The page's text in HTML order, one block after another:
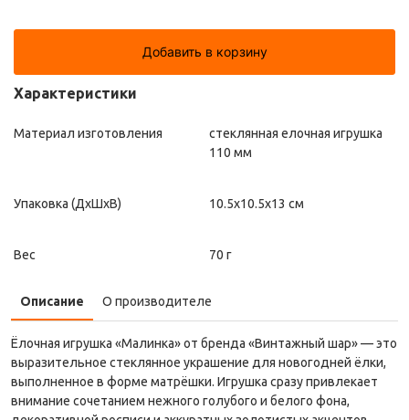
Добавить в корзину
Характеристики
Материал изготовления
стеклянная елочная игрушка
110 мм
Упаковка (ДxШxВ) 10.5x10.5x13 см
Вес 70 г
Описание О производителе
Ёлочная игрушка «Малинка» от бренда «Винтажный шар» — это
выразительное стеклянное украшение для новогодней ёлки,
выполненное в форме матрёшки. Игрушка сразу привлекает
внимание сочетанием нежного голубого и белого фона,